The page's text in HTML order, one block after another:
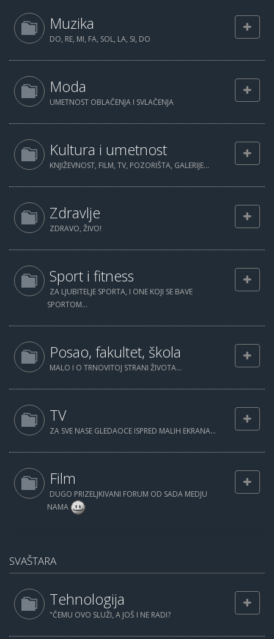
Muzika
DO, RE, MI, FA, SOL, LA, SI, DO
Moda
UMETNOST OBLAČENJA I SVLAČENJA
Kultura i umetnost
KNJIŽEVNOST, FILM, TV, POZORIŠTA, GALERIJE...
Zdravlje
ZDRAVO, ŽIVO!
Sport i fitness
ZA LJUBITELJE SPORTA, I ONE KOJI SE BAVE
SPORTOM...
Posao, fakultet, škola
MALO I O TRNOVITOJ STRANI ŽIVOTA...
TV
ZA SVE NASE GLEDAOCE ISPRED MALIH EKRANA...
Film
DUGO PRIZELJKIVANI FORUM OD SADA MEDJU
NAMA
SVAŠTARA
Tehnologija
"ČEMU OVO SLUŽI, A JOŠ I NE RADI?